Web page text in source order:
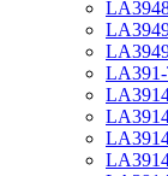
LA391-